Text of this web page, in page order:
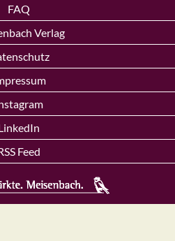
FAQ
Verlag
Feed